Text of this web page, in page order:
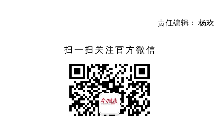
国经济总量不断壮大，发展质量不断提升，连续多年保持世
第一大国地位。规模经济优势更加凸显，已成为我国经济发
规模经济有利于企业摊薄成本，尤其是前期投入较大的
固定成本和创新成本，帮助企业依靠在国内市场获得的低成
本优势走向国际市场，提升国际市场占有率和竞争力。规模
责任编辑： 杨欢
扫一扫关注官方微信